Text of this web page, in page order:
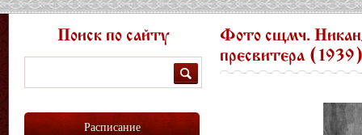
Фото сщмч.
пресвитера
Поиск по сайту
Расписание